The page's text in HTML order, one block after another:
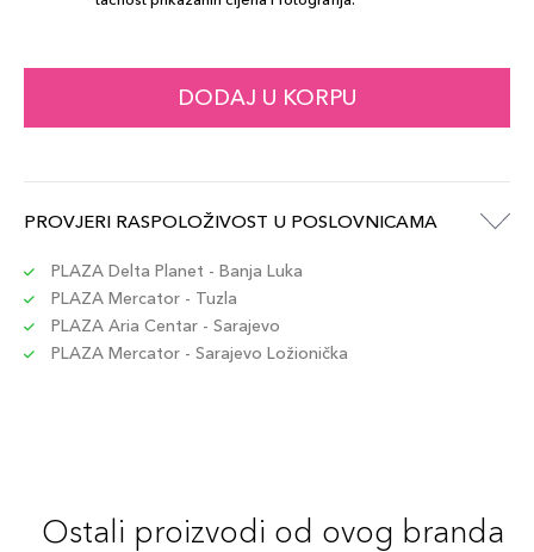
DODAJ U KORPU
PROVJERI RASPOLOŽIVOST U POSLOVNICAMA
PLAZA Delta Planet - Banja Luka
PLAZA Mercator - Tuzla
PLAZA Aria Centar - Sarajevo
PLAZA Mercator - Sarajevo Ložionička
Ostali proizvodi od ovog branda